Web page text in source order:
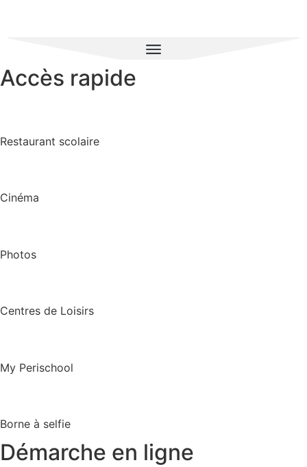
Accès rapide
Restaurant scolaire
Cinéma
Photos
Centres de Loisirs
My Perischool
Borne à selfie
Démarche en ligne